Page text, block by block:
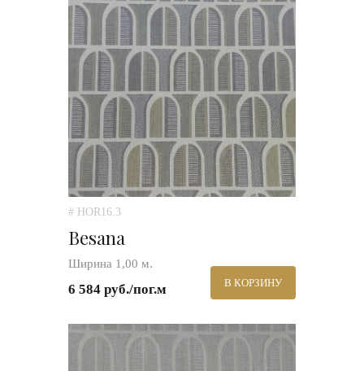
# HOR16.3
Besana
Ширина 1,00 м.
6 584 руб./пог.м В КОРЗИНУ